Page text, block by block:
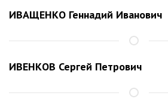
ИВАЩЕНКО Геннадий Иванович
ИВЕНКОВ Сергей Петрович